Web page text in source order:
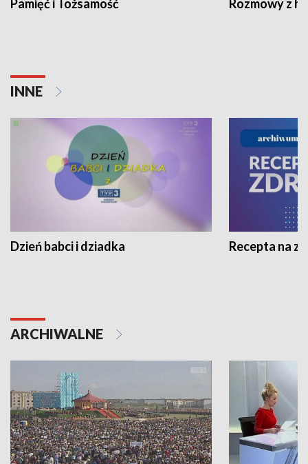
Pamięć i Tożsamość Rozmowy z
INNE
Dzień babci i dziadka Recepta na
ARCHIWALNE